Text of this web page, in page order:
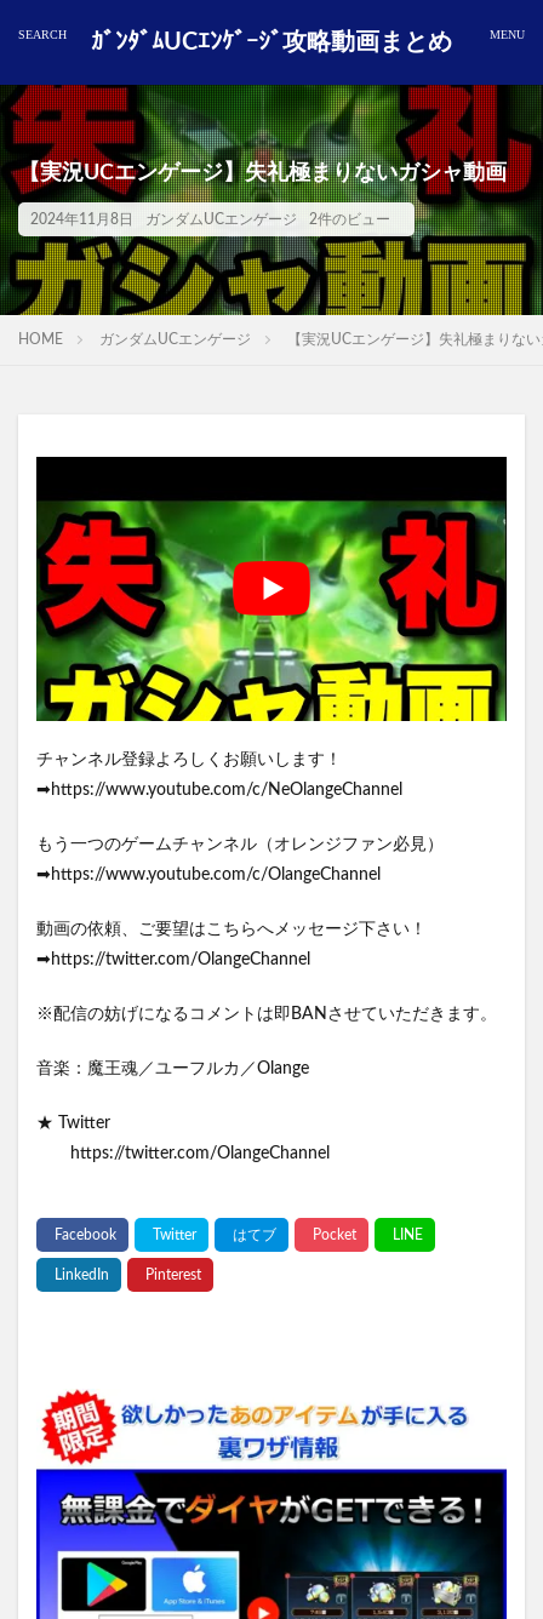
ｶﾞﾝﾀﾞﾑUCｴﾝｹﾞｰｼﾞ攻略動画まとめ
【実況UCエンゲージ】失礼極まりないガシャ動画
2024年11月8日 ガンダムUCエンゲージ 2件のビュー
HOME ガンダムUCエンゲージ 【実況UCエンゲージ】失礼極まりな
チャンネル登録よろしくお願いします！
➡https://www.youtube.com/c/NeOlangeChannel
もう一つのゲームチャンネル（オレンジファン必見）
➡https://www.youtube.com/c/OlangeChannel
動画の依頼、ご要望はこちらへメッセージ下さい！
➡https://twitter.com/OlangeChannel
※配信の妨げになるコメントは即BANさせていただきます。
音楽：魔王魂／ユーフルカ／Olange
★ Twitter
https://twitter.com/OlangeChannel